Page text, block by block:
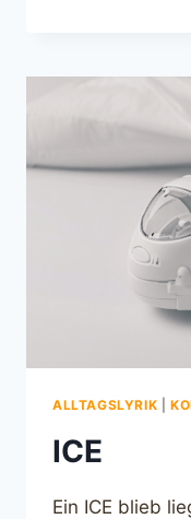
ALLTAGSLYRIK
ICE
Ein ICE blieb